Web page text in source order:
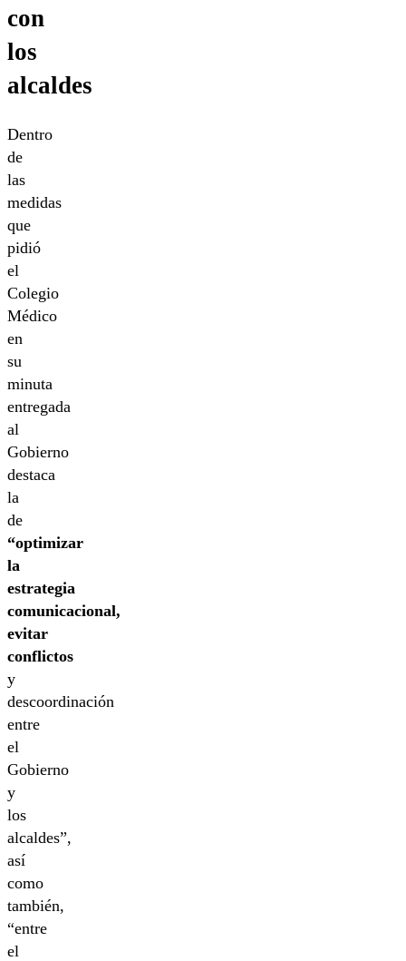
con
los
alcaldes
Dentro
de
las
medidas
que
pidió
el
Colegio
Médico
en
su
minuta
entregada
al
Gobierno
destaca
la
de
“optimizar
la
estrategia
comunicacional,
evitar
conflictos
y
descoordinación
entre
el
Gobierno
y
los
alcaldes”,
así
como
también,
“entre
el